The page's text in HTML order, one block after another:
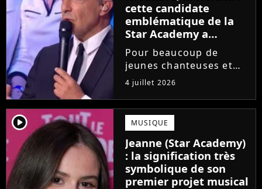
dates de sa...
cette candidate
emblématique de la
Star Academy a
souffert après
l'émission, "J'étais
traitée de potiche"
Pour beaucoup de
jeunes chanteuses et
chanteurs, la Star
Academy est un rêve.
Mais comme l'a rappelé
une ancienne gagnante,
l'émission de TF1 n'est
pas toujours simple à
vivre.
4 juillet 2026
player2 MUSIQUE
Jeanne (Star Academy)
: la signification très
symbolique de son
premier projet musical